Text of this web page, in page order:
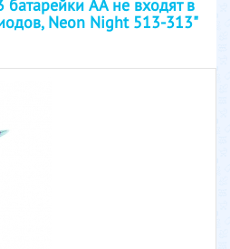
AA не входят в
Neon Night 513-313"